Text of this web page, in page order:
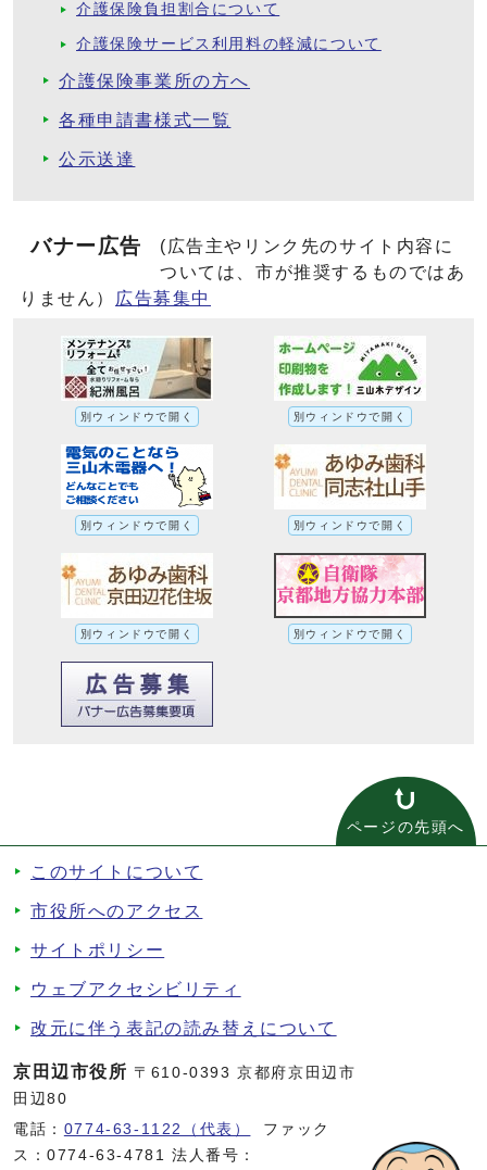
介護保険負担割合について
介護保険サービス利用料の軽減について
介護保険事業所の方へ
各種申請書様式一覧
公示送達
バナー広告
(広告主やリンク先のサイト内容に
ついては、市が推奨するものではあ
りません）
広告募集中
別ウィンドウで開く 別ウィンドウで開く
別ウィンドウで開く 別ウィンドウで開く
別ウィンドウで開く 別ウィンドウで開く
ページの先頭へ
このサイトについて
市役所へのアクセス
サイトポリシー
ウェブアクセシビリティ
改元に伴う表記の読み替えについて
京田辺市役所 〒610-0393 京都府京田辺市
田辺80
電話： 0774-63-1122（代表）
ファック
ス：0774-63-4781 法人番号：